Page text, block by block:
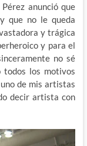
anunció que
que no le queda
y trágica
y para el
no sé
todos los motivos
de mis artistas
decir artista con